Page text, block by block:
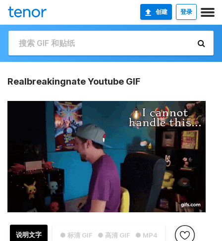
创建 登录
Realbreakingnate Youtube GIF
● 标清 GIF ● 高清 GIF ● MP4
说明文字